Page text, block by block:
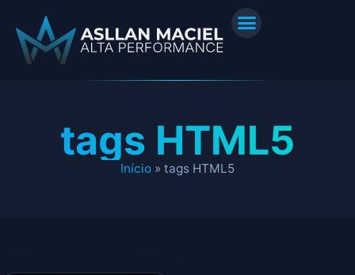
tags HTML5
Início » tags HTML5